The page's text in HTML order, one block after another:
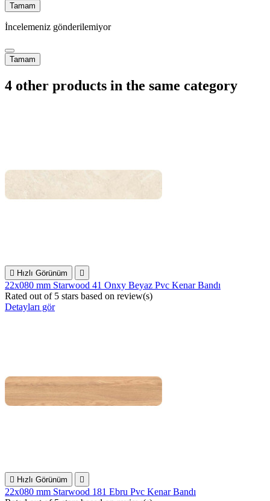
Tamam
İncelemeniz gönderilemiyor
Tamam
4 other products in the same category
 Hızlı Görünüm 
22x080 mm Starwood 41 Onxy Beyaz Pvc Kenar Bandı
Rated out of 5 stars based on review(s)
Detayları gör
 Hızlı Görünüm 
22x080 mm Starwood 181 Ebru Pvc Kenar Bandı